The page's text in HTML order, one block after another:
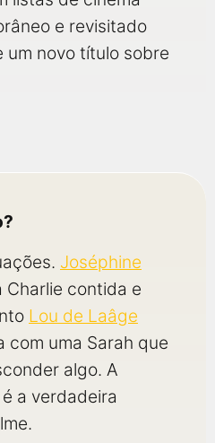
e revisitado
um novo título sobre
Joséphine
Charlie contida e
Lou de Laâge
com uma Sarah que
algo. A
a verdadeira